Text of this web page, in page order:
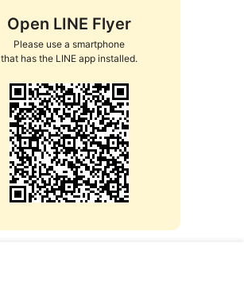
Open LINE Flyer
Please use a smartphone
that has the LINE app installed.